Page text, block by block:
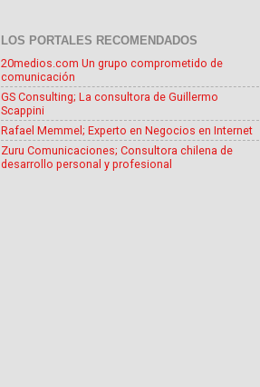
LOS PORTALES RECOMENDADOS
20medios.com Un grupo comprometido de
comunicación
GS Consulting; La consultora de Guillermo
Scappini
Rafael Memmel; Experto en Negocios en Internet
Zuru Comunicaciones; Consultora chilena de
desarrollo personal y profesional